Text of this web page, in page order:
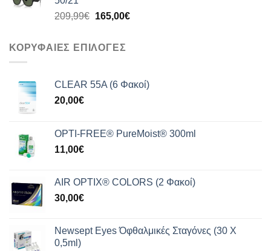
159,00€.
209,99€ Original
209,99€.
165,00€Η
ΚΟΡΥΦΑΙΕΣ ΕΠΙΛΟΓΕΣ
CLEAR 55A (6 Φακοί)
20,00€
OPTI-FREE® PureMoist® 300ml
11,00€
AIR OPTIX® COLORS (2 Φακοί)
30,00€
Newsept Eyes Όφθαλμικές Σταγόνες (30 Χ
0,5ml)